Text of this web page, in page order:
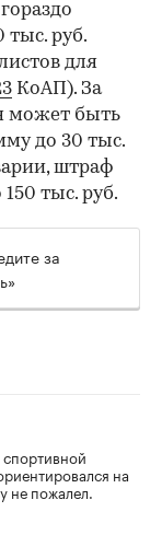
тыс. руб.
для
КоАП). За
может быть
до 30 тыс.
штраф
тыс. руб.
за
спортивной
на
не пожалел.